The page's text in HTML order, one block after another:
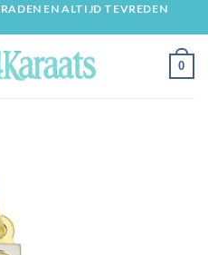
EN ALTIJD TEVREDEN
0